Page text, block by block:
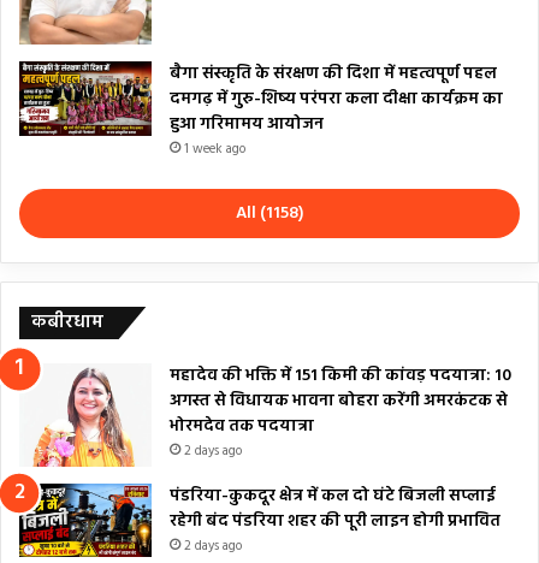
बैगा संस्कृति के संरक्षण की दिशा में महत्वपूर्ण पहल
दमगढ़ में गुरु-शिष्य परंपरा कला दीक्षा कार्यक्रम का
हुआ गरिमामय आयोजन
1 week ago
All (1158)
कबीरधाम
महादेव की भक्ति में 151 किमी की कांवड़ पदयात्रा: 10
अगस्त से विधायक भावना बोहरा करेंगी अमरकंटक से
भोरमदेव तक पदयात्रा
2 days ago
पंडरिया-कुकदूर क्षेत्र में कल दो घंटे बिजली सप्लाई
रहेगी बंद पंडरिया शहर की पूरी लाइन होगी प्रभावित
2 days ago